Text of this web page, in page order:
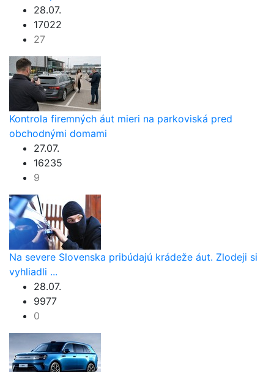
28.07.
17022
27
Kontrola firemných áut mieri na parkoviská pred
obchodnými domami
27.07.
16235
9
Na severe Slovenska pribúdajú krádeže áut. Zlodeji si
vyhliadli ...
28.07.
9977
0